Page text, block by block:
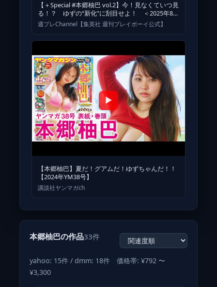
【＋Special #本郷柚巴 vol.2】今！見なくていつ見
る！？ ゆずの“新化”に刮目せよ！ ＜2025年8月
前期＞
週プレChannel【集英社 週刊プレイボーイ公式】
▶
【本郷柚巴】夏だ！グアムだ！ゆずちゃんだ！！
【2024年YM38号】
講談社ヤンマガch
本郷柚巴の作品33件
yahoo: 15件 / dmm: 18件 価格帯: ¥792 〜
¥3,300